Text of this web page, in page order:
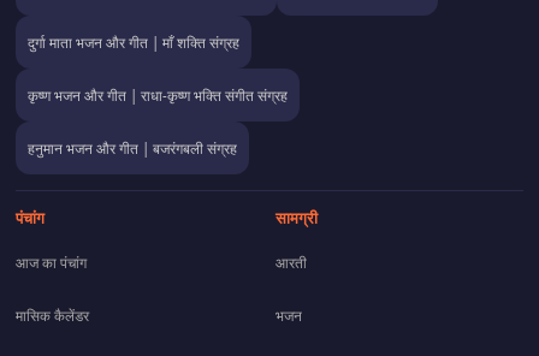
दुर्गा माता भजन और गीत | माँ शक्ति संग्रह
कृष्ण भजन और गीत | राधा-कृष्ण भक्ति संगीत संग्रह
हनुमान भजन और गीत | बजरंगबली संग्रह
पंचांग
आज का पंचांग
मासिक कैलेंडर
सामग्री
आरती
भजन